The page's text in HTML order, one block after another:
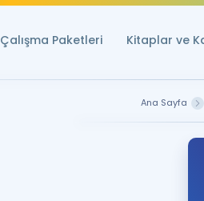
Çalışma Paketleri Kitaplar ve
Ana Sayfa